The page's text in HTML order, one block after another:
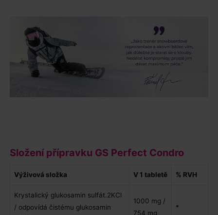
Složení přípravku GS Perfect Condro
Výživová složka V 1 tabletě % RVH
Krystalický glukosamin sulfát.2KCl
/ odpovídá čistému glukosamin
1000 mg /
754 mg
*